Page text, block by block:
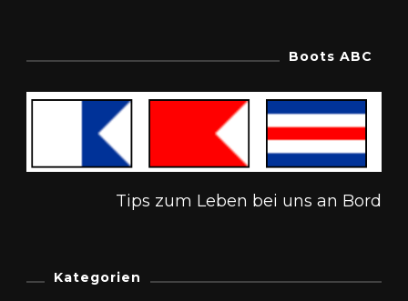
Boots ABC
Tips zum Leben bei uns an Bord
Kategorien